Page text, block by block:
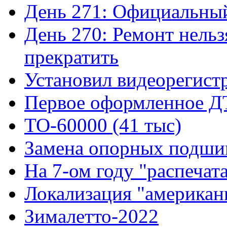
День 271:
День 270: Ремонт
прекратить
Установил
Первое оформленное
ТО-60000 (41 тыс)
Замена опорных
На 7-ом году
Локализация
Зималетто-2022